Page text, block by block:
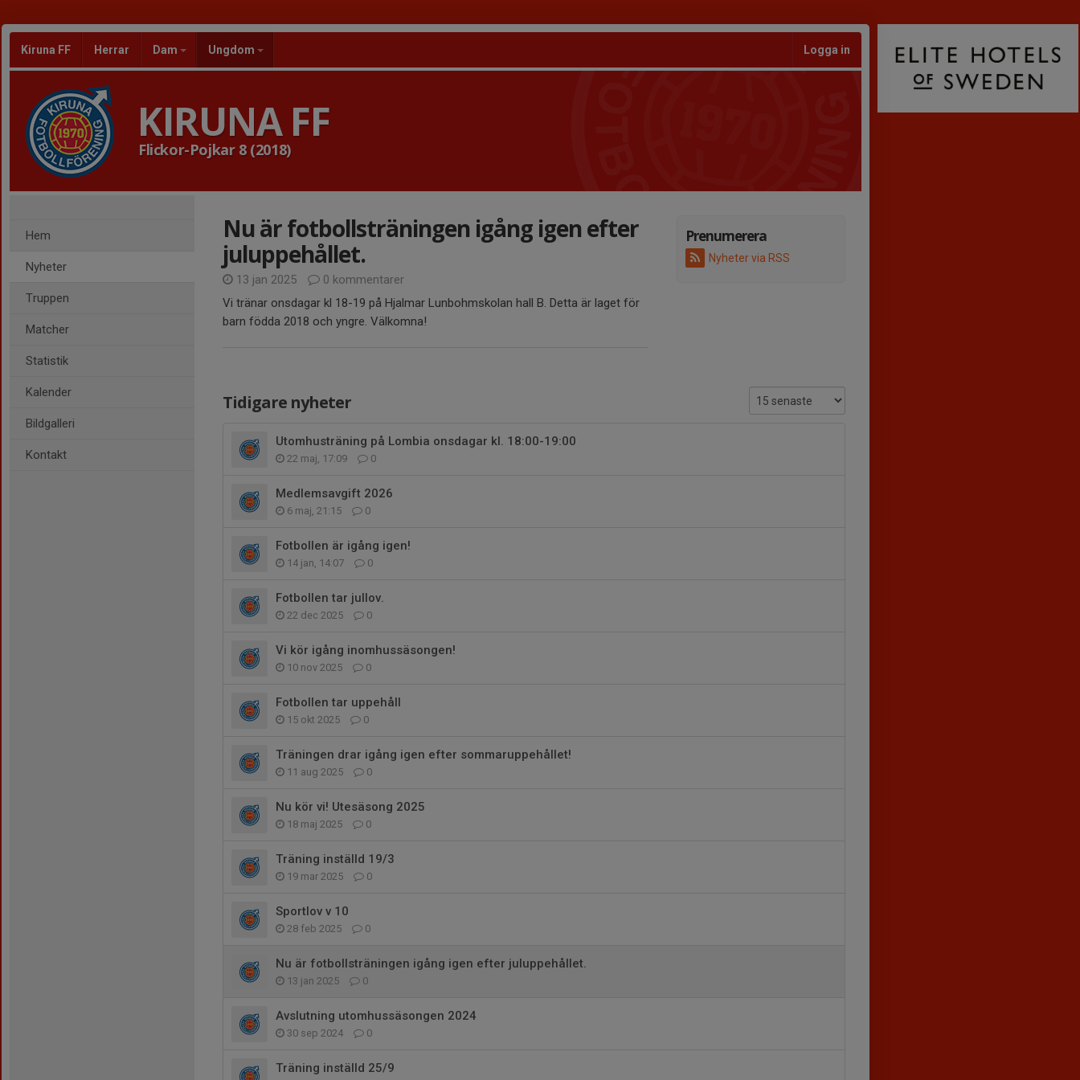
Kiruna FF Herrar Dam Ungdom Logga in
KIRUNA FF
Flickor-Pojkar 8 (2018)
Hem
Nyheter
Truppen
Matcher
Statistik
Kalender
Bildgalleri
Kontakt
Prenumerera
Nyheter via RSS
Nu är fotbollsträningen igång igen efter
juluppehållet.
13 jan 2025
0 kommentarer
Vi tränar onsdagar kl 18-19 på Hjalmar Lunbohmskolan hall B. Detta är laget för
barn födda 2018 och yngre. Välkomna!
Tidigare nyheter
Utomhusträning på Lombia onsdagar kl. 18:00-19:00
22 maj, 17:09 0
Medlemsavgift 2026
6 maj, 21:15 0
Fotbollen är igång igen!
14 jan, 14:07 0
Fotbollen tar jullov.
22 dec 2025 0
Vi kör igång inomhussäsongen!
10 nov 2025 0
Fotbollen tar uppehåll
15 okt 2025 0
Träningen drar igång igen efter sommaruppehållet!
11 aug 2025 0
Nu kör vi! Utesäsong 2025
18 maj 2025 0
Träning inställd 19/3
19 mar 2025 0
Sportlov v 10
28 feb 2025 0
Nu är fotbollsträningen igång igen efter juluppehållet.
13 jan 2025 0
Avslutning utomhussäsongen 2024
30 sep 2024 0
Träning inställd 25/9